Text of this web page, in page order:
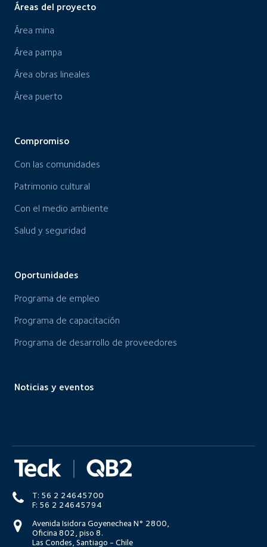
Áreas del proyecto
Área mina
Área pampa
Área obras lineales
Área puerto
Compromiso
Con las comunidades
Patrimonio cultural
Con el medio ambiente
Salud y seguridad
Oportunidades
Programa de empleo
Programa de capacitación
Programa de desarrollo de proveedores
Noticias y eventos
T: 56 2 24645700
F: 56 2 24645794
Avenida Isidora Goyenechea N° 2800,
Oficina 802, piso 8.
Las Condes, Santiago - Chile